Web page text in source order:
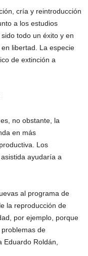
cría y reintroducción
a los estudios
todo un éxito y en
libertad. La especie
de extinción a
no obstante, la
en más
Los
ayudaría a
al programa de
la reproducción de
por ejemplo, porque
de
Eduardo Roldán,